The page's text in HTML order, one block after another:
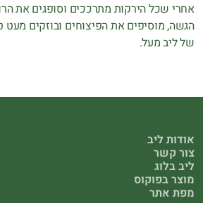
אחרי שכל הירקות מתרככים וסופגים את
הגשה, מוסיפים את הפיצוחים ובוזקים מעט
של ליב מעל.
אודות ליב
צור קשר
ליב בלוג
מוצר בפוקוס
מפת אתר